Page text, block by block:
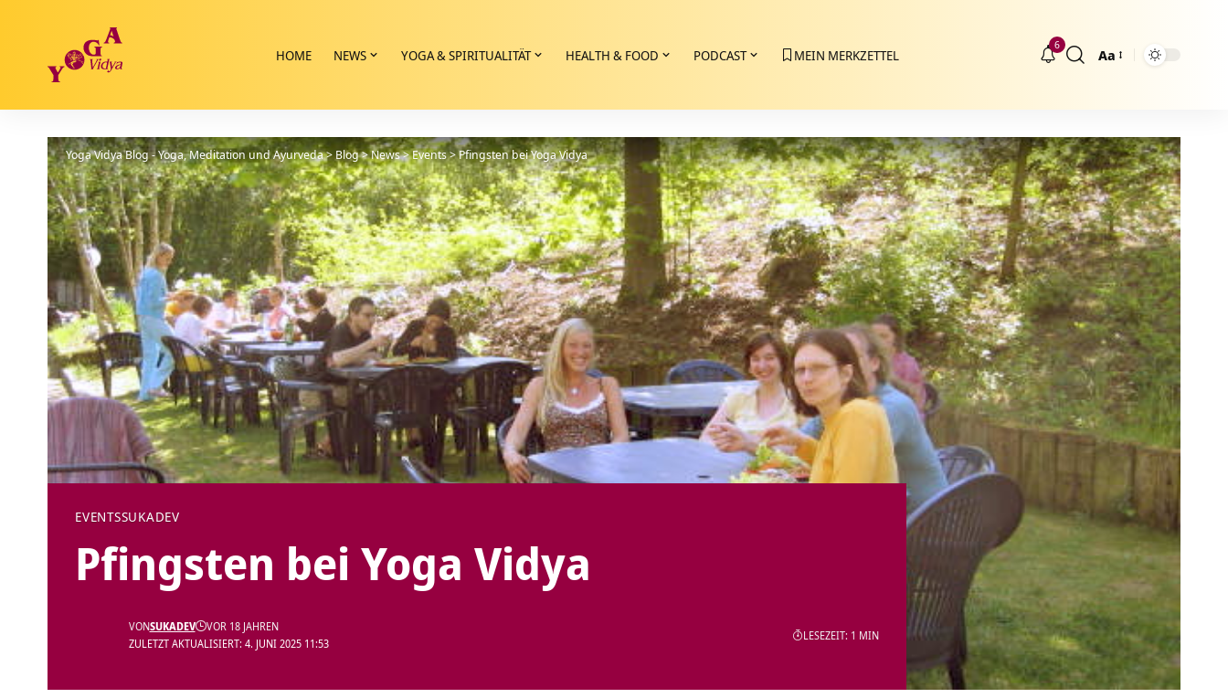
HOME NEWS YOGA & SPIRITUALITÄT HEALTH & FOOD PODCAST MEIN MERKZETTEL
6
Größenänderung
Aa
Yoga Vidya Blog - Yoga, Meditation und Ayurveda>Blog>News>Events>Pfingsten bei Yoga Vidya
EVENTSSUKADEV
Pfingsten bei Yoga Vidya
ZULETZT AKTUALISIERT: 4. JUNI 2025 11:53
VONSUKADEV VOR 18 JAHREN
LESEZEIT: 1 MIN